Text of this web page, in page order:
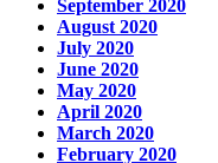
September 2020
August 2020
July 2020
June 2020
May 2020
April 2020
March 2020
February 2020